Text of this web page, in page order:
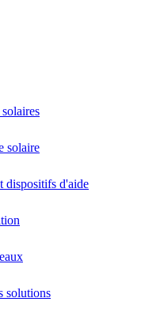
solaire
dispositifs d'aide
solutions